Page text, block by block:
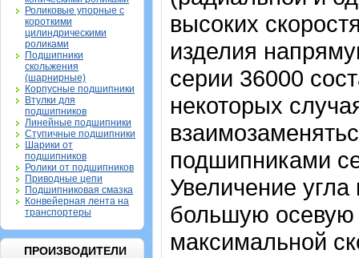
Роликовые упорные с
короткими
цилиндрическими
роликами
Подшипники
скольжения
(шарнирные)
Корпусные подшипники
Втулки для
подшипников
Линейные подшипники
Ступичные подшипники
Шарики от
подшипников
Ролики от подшипников
Приводные цепи
Подшипниковая смазка
Конвейерная лента на
транспортеры
ПРОИЗВОДИТЕЛИ
высоких
изделия
серии 36000
некоторых
подшипниками
Увеличение угла
большую осевую
максимальной